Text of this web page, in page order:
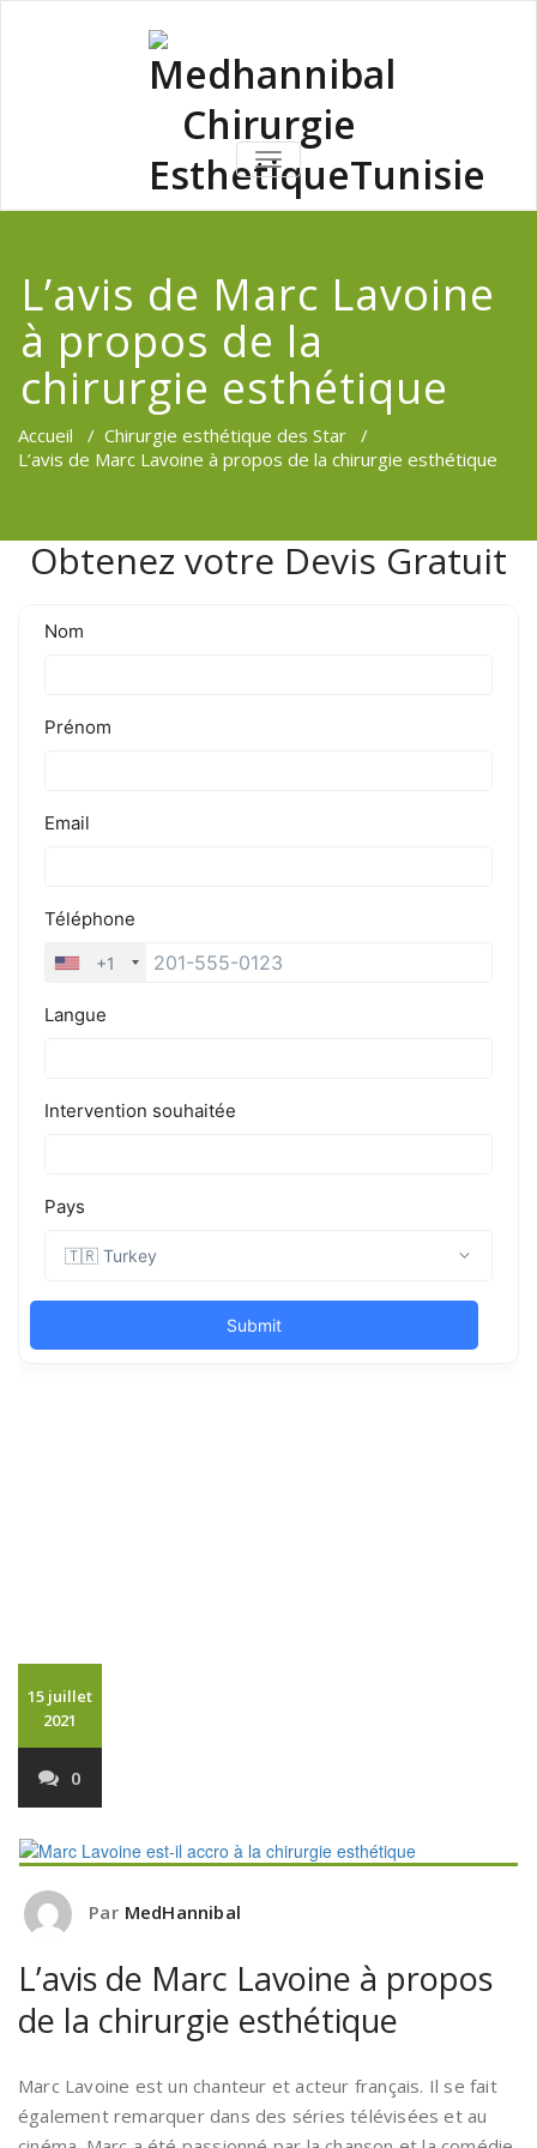
AFFICHER/MASQUER
LA
NAVIGATION
L’avis de Marc Lavoine
à propos de la
chirurgie esthétique
Accueil / Chirurgie esthétique des Star /
L’avis de Marc Lavoine à propos de la chirurgie esthétique
Obtenez votre Devis Gratuit
15 juillet
2021
0
Par MedHannibal
L’avis de Marc Lavoine à propos
de la chirurgie esthétique
Marc Lavoine est un chanteur et acteur français. Il se fait
également remarquer dans des séries télévisées et au